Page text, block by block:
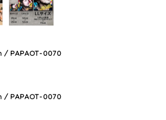
/ PAPAOT-0070
/ PAPAOT-0070